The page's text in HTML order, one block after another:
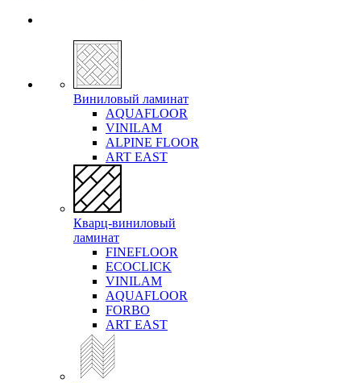
Виниловый ламинат
AQUAFLOOR
VINILAM
ALPINE FLOOR
ART EAST
Кварц-виниловый
ламинат
FINEFLOOR
ECOCLICK
VINILAM
AQUAFLOOR
FORBO
ART EAST